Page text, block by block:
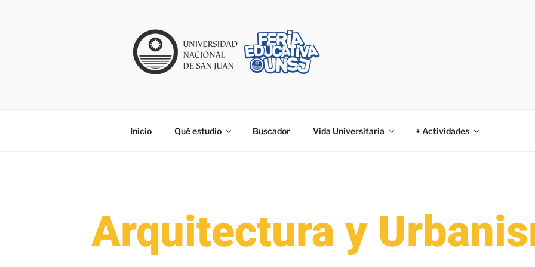
Inicio Qué estudio Buscador Vida Universitaria + Actividades
Arquitectura y